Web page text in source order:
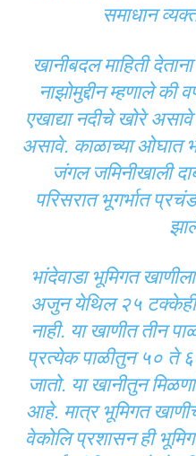
समाधान
खानीबदल माहिती
नाझोमुद्दीन म्हणाले की
एखाद्या नदीचे खोरे
असावे. काळाच्या ओघात
जंगल जमिनीखाली
परिसरात भूगर्भात
भांदेवाडा भूमिगत
अजुन येथिल २५ टक्केही
नाही. या खाणीत तीन
प्रत्येक पाळीतुन ५० ते
जातो. या खानीतुन
आहे. मात्र भूमिगत
वेकोलि प्रशासन ही